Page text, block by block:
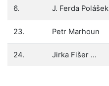
6. J. Ferda Polášek
23. Petr Marhoun
24. Jirka Fišer …